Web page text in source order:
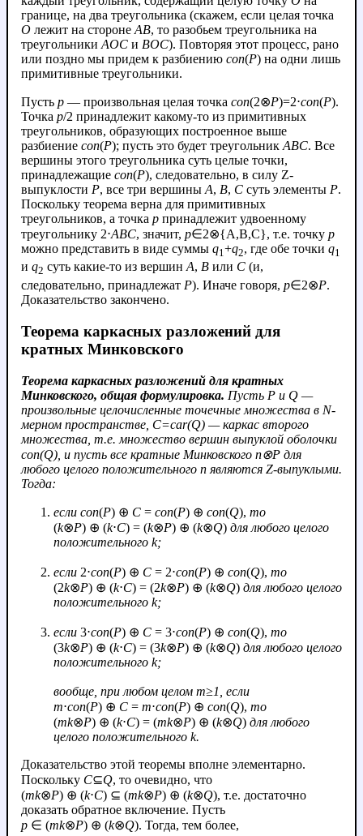
границе, на два треугольника (скажем, если целая точка
O лежит на стороне AB, то разобьем треугольника на
треугольники AOC и BOC). Повторяя этот процесс, рано
или поздно мы придем к разбиению con(P) на одни лишь
примитивные треугольники.
Пусть p — произвольная целая точка con(2⊗P)=2⋅con(P).
Точка p/2 принадлежит какому-то из примитивных
треугольников, образующих построенное выше
разбиение con(P); пусть это будет треугольник ABC. Все
вершины этого треугольника суть целые точки,
принадлежащие con(P), следовательно, в силу Z-
выпуклости P, все три вершины A, B, C суть элементы P.
Поскольку теорема верна для примитивных
треугольников, а точка p принадлежит удвоенному
треугольнику 2⋅ABC, значит, p∈2⊗{A,B,C}, т.е. точку p
можно представить в виде суммы q1+q2, где обе точки q1
и q2 суть какие-то из вершин A, B или C (и,
следовательно, принадлежат P). Иначе говоря, p∈2⊗P.
Доказательство закончено.
Теорема каркасных разложений для
кратных Минковского
Теорема каркасных разложений для кратных
Минковского, общая формулировка. Пусть P и Q —
произвольные целочисленные точечные множества в N-
мерном пространстве, C=car(Q) — каркас второго
множества, т.е. множество вершин выпуклой оболочки
con(Q), и пусть все кратные Минковского n⊗P для
любого целого положительного n являются Z-выпуклыми.
Тогда:
если con(P) ⊕ C = con(P) ⊕ con(Q), то
(k⊗P) ⊕ (k⋅C) = (k⊗P) ⊕ (k⊗Q) для любого целого
положительного k;
если 2⋅con(P) ⊕ C = 2⋅con(P) ⊕ con(Q), то
(2k⊗P) ⊕ (k⋅C) = (2k⊗P) ⊕ (k⊗Q) для любого целого
положительного k;
если 3⋅con(P) ⊕ C = 3⋅con(P) ⊕ con(Q), то
(3k⊗P) ⊕ (k⋅C) = (3k⊗P) ⊕ (k⊗Q) для любого целого
положительного k;
вообще, при любом целом m≥1, если
m⋅con(P) ⊕ C = m⋅con(P) ⊕ con(Q), то
(mk⊗P) ⊕ (k⋅C) = (mk⊗P) ⊕ (k⊗Q) для любого
целого положительного k.
Доказательство этой теоремы вполне элементарно.
Поскольку C⊆Q, то очевидно, что
(mk⊗P) ⊕ (k⋅C) ⊆ (mk⊗P) ⊕ (k⊗Q), т.е. достаточно
доказать обратное включение. Пусть
p ∈ (mk⊗P) ⊕ (k⊗Q). Тогда, тем более,